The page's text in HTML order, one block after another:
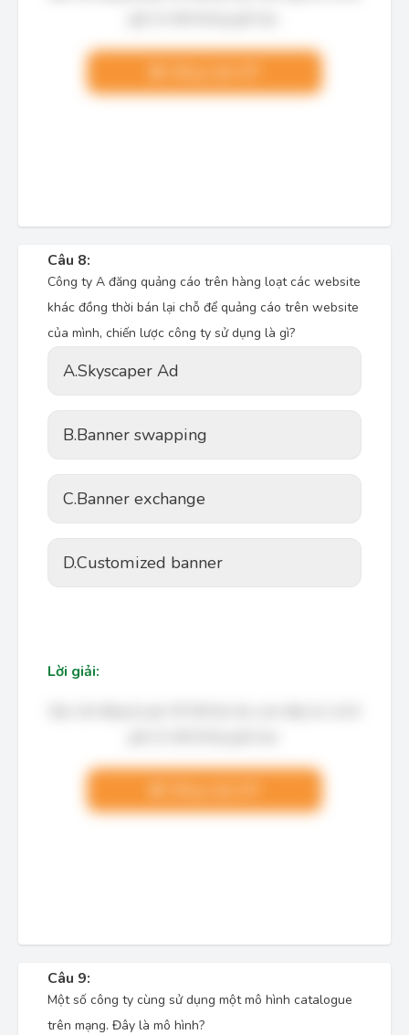
Câu 8:
Công ty A đăng quảng cáo trên hàng loạt các website
khác đồng thời bán lại chỗ để quảng cáo trên website
của mình, chiến lược công ty sử dụng là gì?
A.Skyscaper Ad
B.Banner swapping
C.Banner exchange
D.Customized banner
Lời giải:
Câu 9:
Một số công ty cùng sử dụng một mô hình catalogue
trên mạng. Đây là mô hình?